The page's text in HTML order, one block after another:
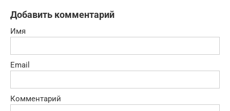
Добавить комментарий
Имя
Email
Комментарий